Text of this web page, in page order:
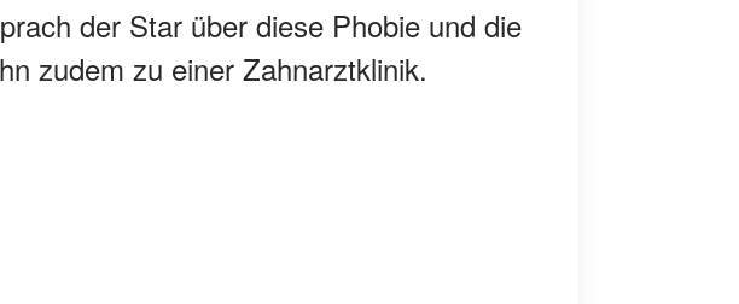
der Star über diese Phobie und die
zudem zu einer Zahnarztklinik.